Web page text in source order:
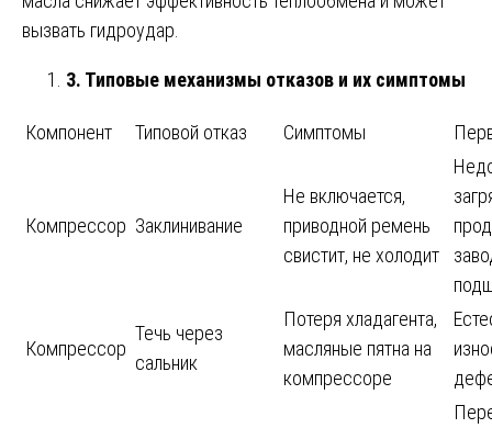
вызвать гидроудар.
3. Типовые механизмы отказов и их симптомы
Компонент Типовой отказ Симптомы
Компрессор Заклинивание
Не включается,
приводной ремень
свистит, не холодит
Компрессор
Течь через
сальник
Потеря хладагента,
масляные пятна на
компрессоре